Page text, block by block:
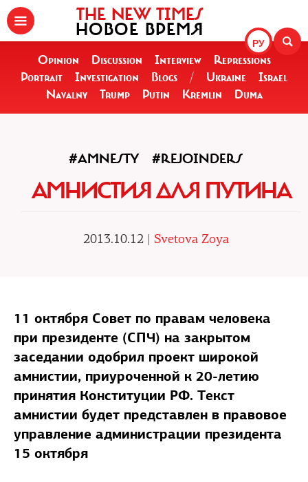
РУ
THE NEW TIMES
НОВОЕ ВРЕМЯ
Opinion Discussion Interview
Repressions
Portrait
Investigation Blogs / Ukraine
Israel
Navalny
Trump Putin Kremlin Duma
#AMNESTY #REJOINDERS
АМНИСТИЯ ДЛЯ ПУТИНА
2013.10.12 | Svetova Zoya
11 октября Совет по правам человека
при президенте (СПЧ) на закрытом
заседании одобрил проект широкой
амнистии, приуроченной к 20-летию
принятия Конституции РФ. Текст
амнистии будет представлен в правовое
управление администрации президента
15 октября